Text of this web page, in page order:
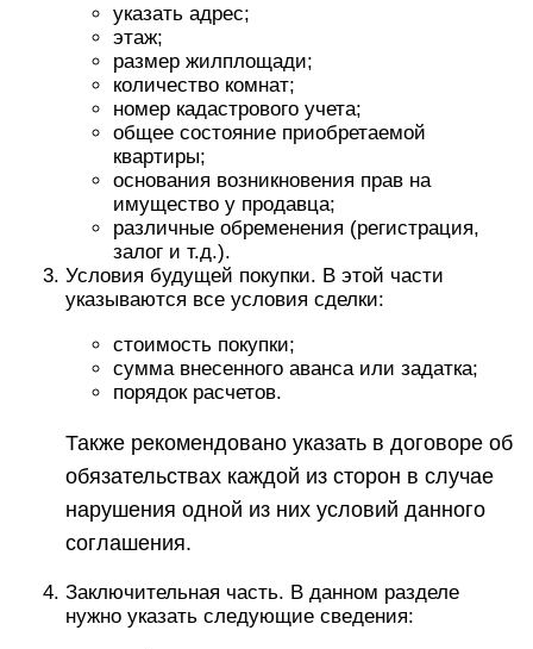
указать адрес;
этаж;
размер жилплощади;
количество комнат;
номер кадастрового учета;
общее состояние приобретаемой
квартиры;
основания возникновения прав на
имущество у продавца;
различные обременения (регистрация,
залог и т.д.).
Условия будущей покупки. В этой части
указываются все условия сделки:
стоимость покупки;
сумма внесенного аванса или задатка;
порядок расчетов.
Также рекомендовано указать в договоре об
обязательствах каждой из сторон в случае
нарушения одной из них условий данного
соглашения.
Заключительная часть. В данном разделе
нужно указать следующие сведения: